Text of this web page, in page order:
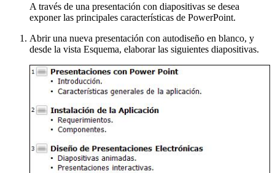
A través de una presentación con diapositivas se desea
exponer las principales características de PowerPoint.
Abrir una nueva presentación con autodiseño en blanco, y
desde la vista Esquema, elaborar las siguientes diapositivas.